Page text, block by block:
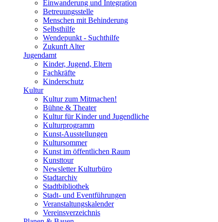
Einwanderung und Integration
Betreuungsstelle
Menschen mit Behinderung
Selbsthilfe
Wendepunkt - Suchthilfe
Zukunft Alter
Jugendamt
Kinder, Jugend, Eltern
Fachkräfte
Kinderschutz
Kultur
Kultur zum Mitmachen!
Bühne & Theater
Kultur für Kinder und Jugendliche
Kulturprogramm
Kunst-Ausstellungen
Kultursommer
Kunst im öffentlichen Raum
Kunsttour
Newsletter Kulturbüro
Stadtarchiv
Stadtbibliothek
Stadt- und Eventführungen
Veranstaltungskalender
Vereinsverzeichnis